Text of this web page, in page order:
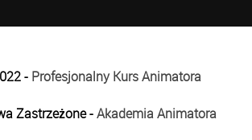
- Profesjonalny Kurs Animatora
Zastrzeżone -Akademia Animatora